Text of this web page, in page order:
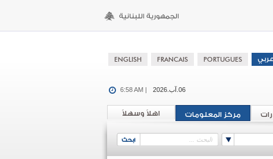
06.آب.2026 6:58 AM |
اهلاً وسهلاً مركز المعلومات